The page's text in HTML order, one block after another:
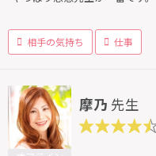
相手の気持ち 仕事
摩乃 先生